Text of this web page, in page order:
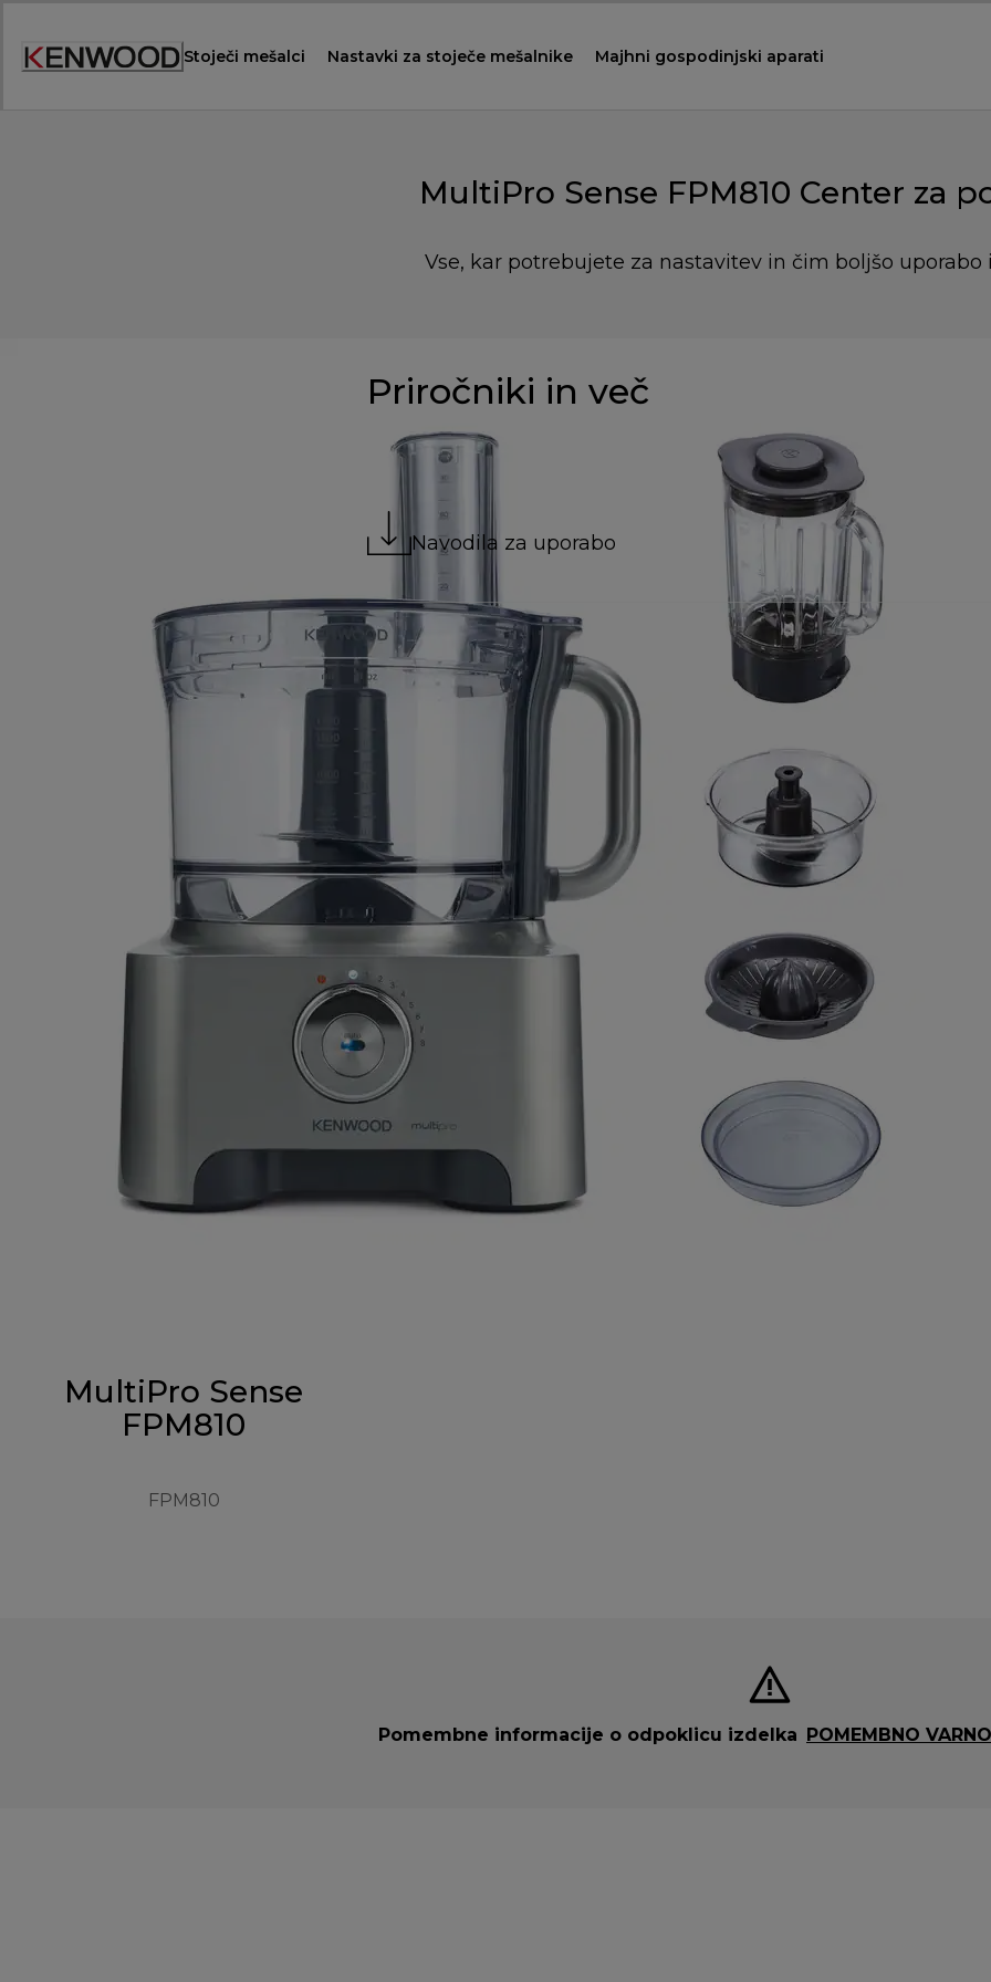
Content
Stoječi mešalci Nastavki za stoječe mešalnike Majhni gospodinjski aparati
MultiPro Sense FPM810 Center za
Vse, kar potrebujete za nastavitev in čim boljšo uporabo
MultiPro Sense
FPM810
FPM810
Priročniki in več
Navodila za uporabo
Pomembne informacije o odpoklicu izdelka POMEMBNO